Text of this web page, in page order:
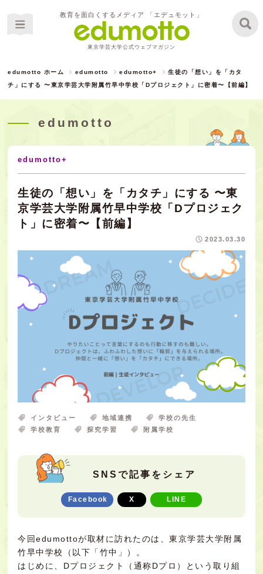
教育を面白くするメディア 「エデュモット」
東京学芸大学公式ウェブマガジン
edumotto ホーム edumotto edumotto+
生徒の「想い」を「カタ
チ」にする 〜東京学芸大学附属竹早中学校「Dプロジェクト」に密着〜【前編】
edumotto
edumotto+
生徒の「想い」を「カタチ」にする 〜東
京学芸大学附属竹早中学校「Dプロジェク
ト」に密着〜【前編】
2023.03.30
インタビュー 地域連携
学校の先生
学校教育
探究学習 附属学校
SNSで記事をシェア
Facebook X LINE
今回edumottoが取材に訪れたのは、東京学芸大学附属
竹早中学校（以下「竹中」）。
はじめに、Dプロジェクト（通称Dプロ）という取り組